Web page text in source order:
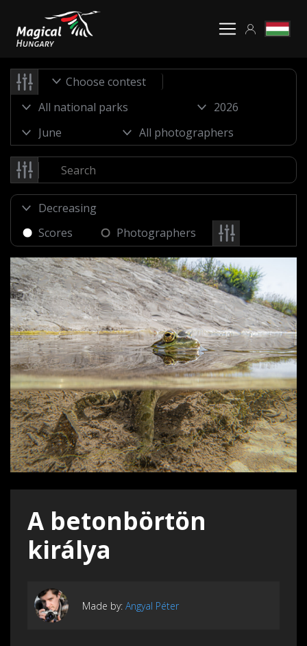
Choose contest
Scores Photographers
A betonbörtön
királya
Made by: Angyal Péter